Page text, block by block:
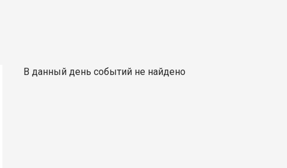
В данный день событий не найдено